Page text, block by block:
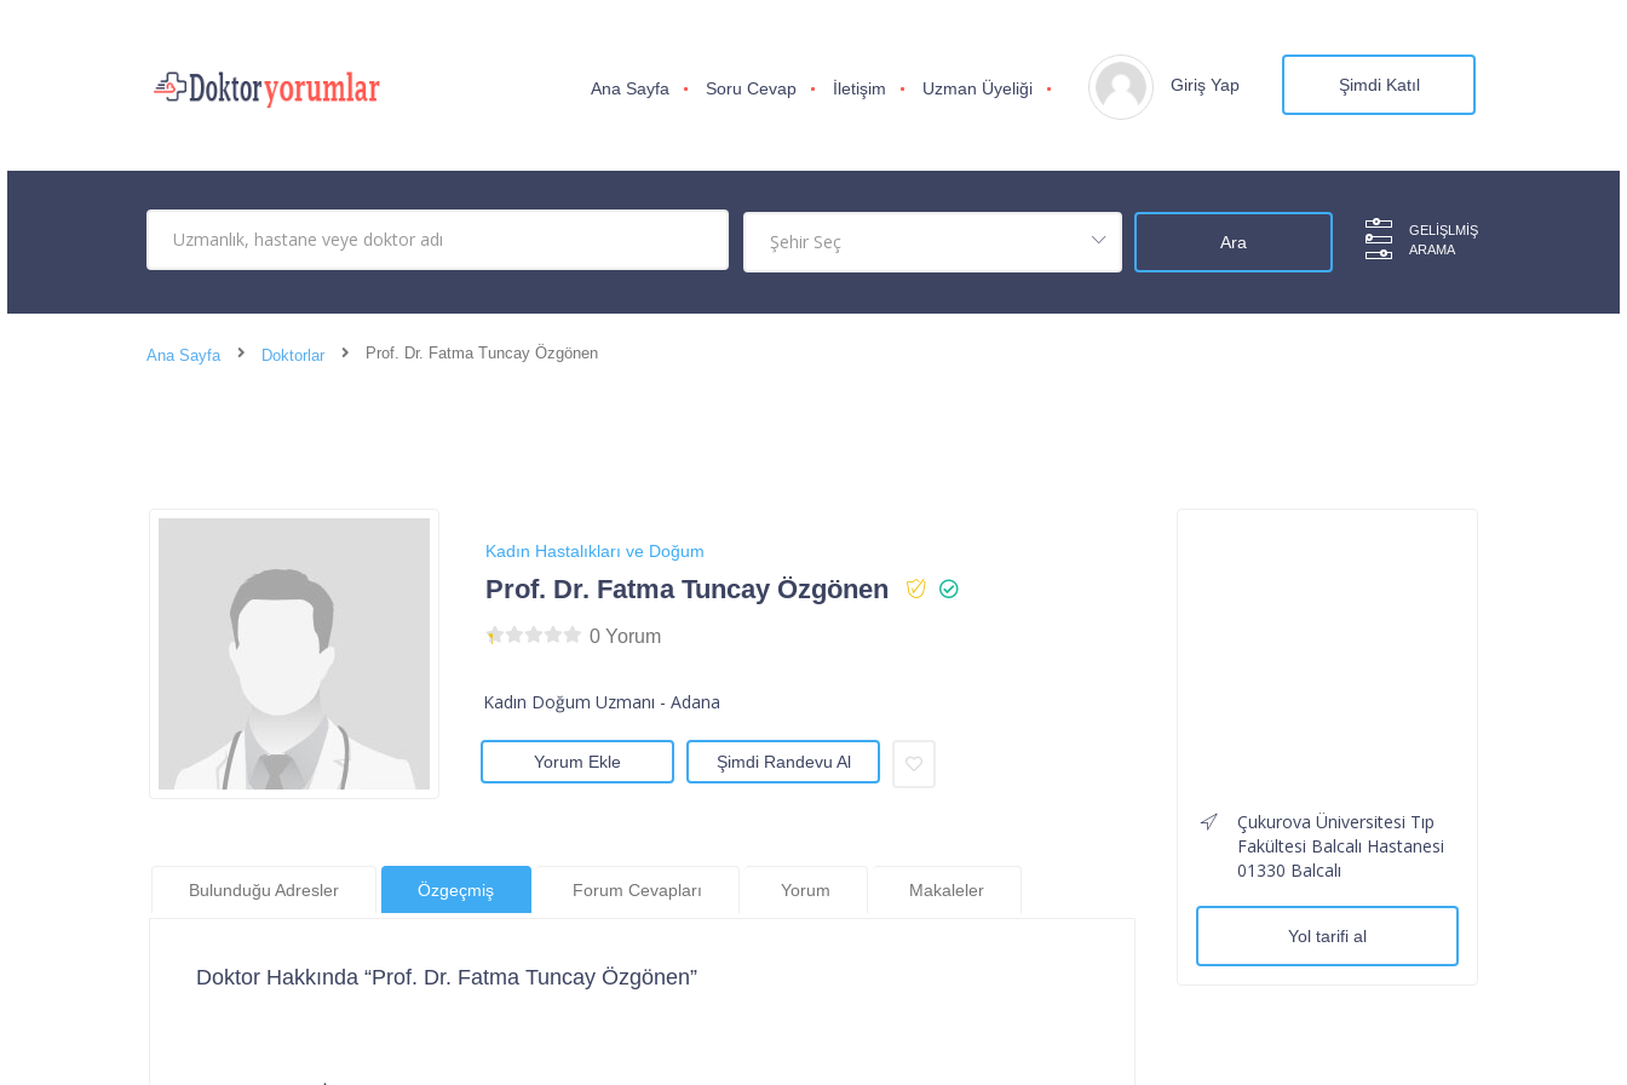
Ana Sayfa Soru Cevap İletişim Uzman Üyeliği Giriş Yap Şimdi Katıl
GELIŞLMIŞ
ARAMA
Ana Sayfa Doktorlar Prof. Dr. Fatma Tuncay Özgönen
Kadın Hastalıkları ve Doğum
Prof. Dr. Fatma Tuncay Özgönen
0 Yorum
Kadın Doğum Uzmanı - Adana
Yorum Ekle Şimdi Randevu Al
Bulunduğu Adresler Özgeçmiş Forum Cevapları Yorum Makaleler
Doktor Hakkında “Prof. Dr. Fatma Tuncay Özgönen”
Çukurova Üniversitesi Tıp
Fakültesi Balcalı Hastanesi
01330 Balcalı
Yol tarifi al